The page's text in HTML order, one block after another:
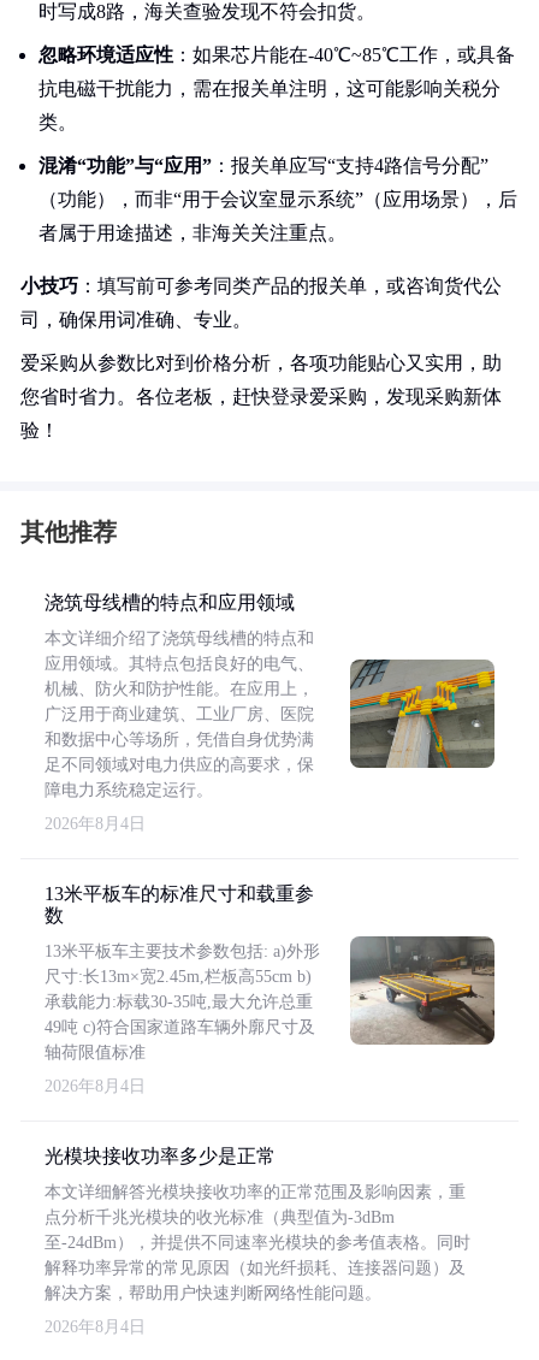
时写成8路，海关查验发现不符会扣货。
忽略环境适应性 ：如果芯片能在-40℃~85℃工作，或具备
抗电磁干扰能力，需在报关单注明，这可能影响关税分
类。
混淆“功能”与“应用” ：报关单应写“支持4路信号分配”
（功能），而非“用于会议室显示系统”（应用场景），后
者属于用途描述，非海关关注重点。
小技巧 ：填写前可参考同类产品的报关单，或咨询货代公
司，确保用词准确、专业。
爱采购从参数比对到价格分析，各项功能贴心又实用，助
您省时省力。各位老板，赶快登录爱采购，发现采购新体
验！
其他推荐
浇筑母线槽的特点和应用领域
本文详细介绍了浇筑母线槽的特点和
应用领域。其特点包括良好的电气、
机械、防火和防护性能。在应用上，
广泛用于商业建筑、工业厂房、医院
和数据中心等场所，凭借自身优势满
足不同领域对电力供应的高要求，保
障电力系统稳定运行。
2026年8月4日
13米平板车的标准尺寸和载重参
数
13米平板车主要技术参数包括: a)外形
尺寸:长13m×宽2.45m,栏板高55cm b)
承载能力:标载30-35吨,最大允许总重
49吨 c)符合国家道路车辆外廓尺寸及
轴荷限值标准
2026年8月4日
光模块接收功率多少是正常
本文详细解答光模块接收功率的正常范围及影响因素，重
点分析千兆光模块的收光标准（典型值为-3dBm
至-24dBm），并提供不同速率光模块的参考值表格。同时
解释功率异常的常见原因（如光纤损耗、连接器问题）及
解决方案，帮助用户快速判断网络性能问题。
2026年8月4日